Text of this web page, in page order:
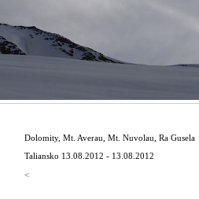
Dolomity, Mt. Averau, Mt. Nuvolau, Ra Gusela
Taliansko 13.08.2012 - 13.08.2012
<